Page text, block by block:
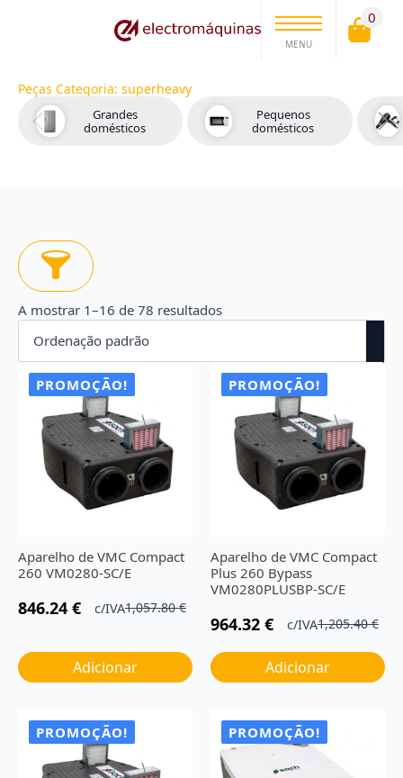
MENU
0
Peças Categoria: superheavy
Grandes
domésticos
Pequenos
domésticos
A mostrar 1–16 de 78 resultados
PROMOÇÃO!
Aparelho de VMC Compact
260 VM0280-SC/E
1,057.80€
O
original
era:
846.24 €
O
atual
é:
c/IVA
Adicionar
PROMOÇÃO!
Aparelho de VMC Compact
Plus 260 Bypass
VM0280PLUSBP-SC/E
1,205.40€
O
preço
original
era:
964.32 €
O
preço
atual
é:
c/IVA
Adicionar
PROMOÇÃO! PROMOÇÃO!